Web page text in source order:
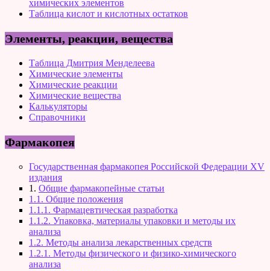
химических элементов
Таблица кислот и кислотных остатков
Элементы, реакции, вещества
Таблица Дмитрия Менделеева
Химические элементы
Химические реакции
Химические вещества
Калькуляторы
Справочники
Фармакопея
Государственная фармакопея Российской Федерации XV
издания
1. Общие фармакопейные статьи
1.1. Общие положения
1.1.1. Фармацевтическая разработка
1.1.2. Упаковка, материалы упаковки и методы их
анализа
1.2. Методы анализа лекарственных средств
1.2.1. Методы физического и физико-химического
анализа